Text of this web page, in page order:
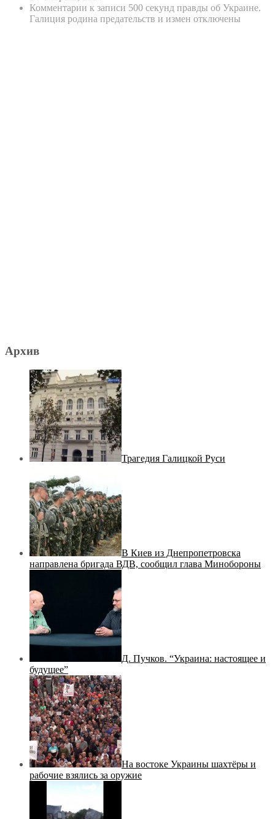
Комментарии к записи 500 секунд правды об Украине.
Галиция родина предательств и измен отключены
Архив
Трагедия Галицкой Руси
В Киев из Днепропетровска
направлена бригада ВДВ, сообщил глава Минобороны
Д. Пучков. “Украина: настоящее и
будущее”
На востоке Украины шахтёры и
рабочие взялись за оружие